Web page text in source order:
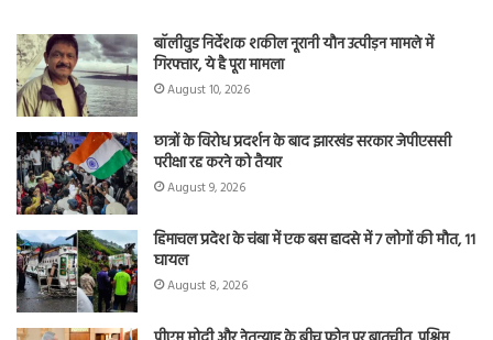
बॉलीवुड निर्देशक शकील नूरानी यौन उत्पीड़न मामले में
गिरफ्तार, ये है पूरा मामला
August 10, 2026
छात्रों के विरोध प्रदर्शन के बाद झारखंड सरकार जेपीएससी
परीक्षा रद्द करने को तैयार
August 9, 2026
हिमाचल प्रदेश के चंबा में एक बस हादसे में 7 लोगों की मौत, 11
घायल
August 8, 2026